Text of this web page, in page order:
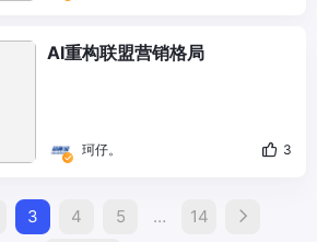
AI重构联盟营销格局
珂仔。 3
3 4 5 …
14